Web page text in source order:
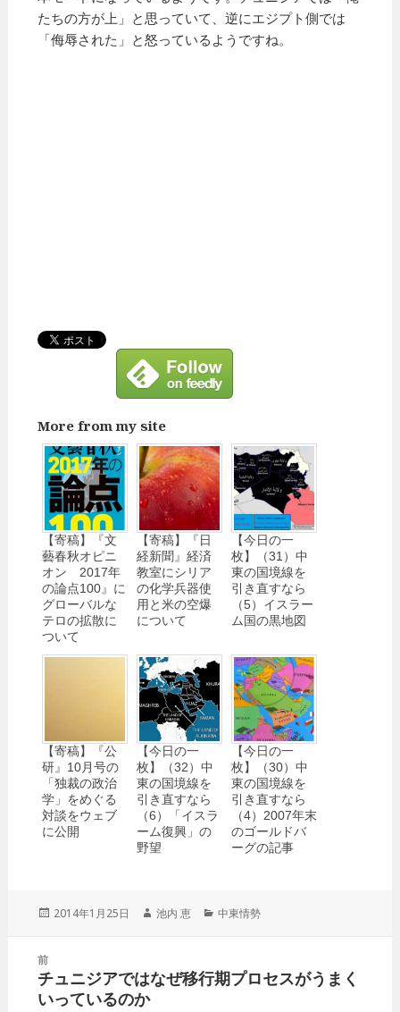
たちの方が上」と思っていて、逆にエジプト側では
「侮辱された」と怒っているようですね。
More from my site
【寄稿】『文
藝春秋オピニ
オン 2017年
の論点100』に
グローバルな
テロの拡散に
ついて
【寄稿】『日
経新聞』経済
教室にシリア
の化学兵器使
用と米の空爆
について
【今日の一
枚】（31）中
東の国境線を
引き直すなら
（5）イスラー
ム国の黒地図
【寄稿】『公
研』10月号の
「独裁の政治
学」をめぐる
対談をウェブ
に公開
【今日の一
枚】（32）中
東の国境線を
引き直すなら
（6）「イスラ
ーム復興」の
野望
【今日の一
枚】（30）中
東の国境線を
引き直すなら
（4）2007年末
のゴールドバ
ーグの記事
投
2014年1月25日
作
池内 恵
カ
ー
中東情勢
前
前
の
チュニジアではなぜ移行期プロセスがうまく
いっているのか